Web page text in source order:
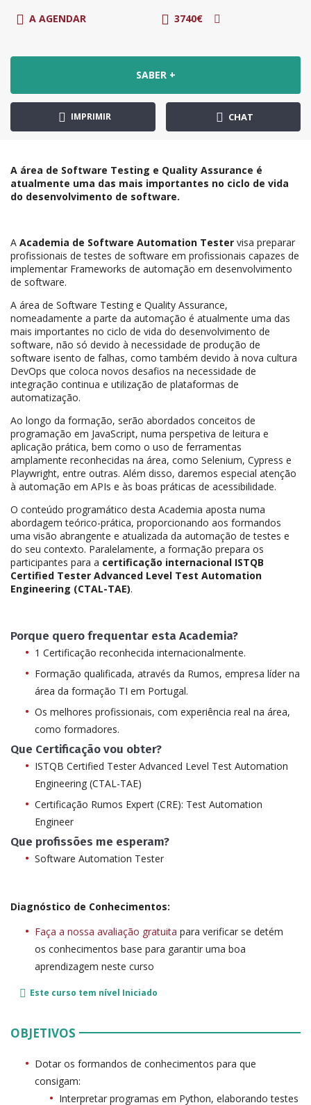
A AGENDAR 3740€
SABER +
IMPRIMIR CHAT
A área de Software Testing e Quality Assurance é
atualmente uma das mais importantes no ciclo de vida
do desenvolvimento de software.
A Academia de Software Automation Tester visa preparar
profissionais de testes de software em profissionais capazes de
implementar Frameworks de automação em desenvolvimento
de software.
A área de Software Testing e Quality Assurance,
nomeadamente a parte da automação é atualmente uma das
mais importantes no ciclo de vida do desenvolvimento de
software, não só devido à necessidade de produção de
software isento de falhas, como também devido à nova cultura
DevOps que coloca novos desafios na necessidade de
integração continua e utilização de plataformas de
automatização.
Ao longo da formação, serão abordados conceitos de
programação em JavaScript, numa perspetiva de leitura e
aplicação prática, bem como o uso de ferramentas
amplamente reconhecidas na área, como Selenium, Cypress e
Playwright, entre outras. Além disso, daremos especial atenção
à automação em APIs e às boas práticas de acessibilidade.
O conteúdo programático desta Academia aposta numa
abordagem teórico-prática, proporcionando aos formandos
uma visão abrangente e atualizada da automação de testes e
do seu contexto. Paralelamente, a formação prepara os
participantes para a certificação internacional ISTQB
Certified Tester Advanced Level Test Automation
Engineering (CTAL-TAE).
Porque quero frequentar esta Academia?
1 Certificação reconhecida internacionalmente.
Formação qualificada, através da Rumos, empresa líder na
área da formação TI em Portugal.
Os melhores profissionais, com experiência real na área,
como formadores.
Que Certificação vou obter?
ISTQB Certified Tester Advanced Level Test Automation
Engineering (CTAL-TAE)
Certificação Rumos Expert (CRE): Test Automation
Engineer
Que profissões me esperam?
Software Automation Tester
Diagnóstico de Conhecimentos:
Faça a nossa avaliação gratuita para verificar se detém
os conhecimentos base para garantir uma boa
aprendizagem neste curso
Este curso tem nível Iniciado
OBJETIVOS
Dotar os formandos de conhecimentos para que
consigam:
Interpretar programas em Python, elaborando testes